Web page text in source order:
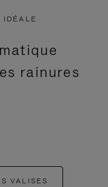
IDÉALE
rainures
VALISES